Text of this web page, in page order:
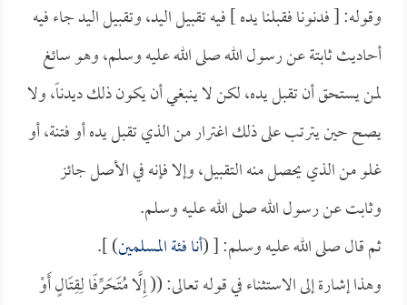
وقوله: [ فدنونا فقبلنا يده ] فيه تقبيل اليد، وتقبيل اليد جاء فيه
أحاديث ثابتة عن رسول الله صلى الله عليه وسلم، وهو سائغ
لمن يستحق أن تقبل يده، لكن لا ينبغي أن يكون ذلك ديدناً، ولا
يصح حين يترتب على ذلك اغترار من الذي تقبل يده أو فتنة، أو
غلو من الذي يحصل منه التقبيل، وإلا فإنه في الأصل جائز
وثابت عن رسول الله صلى الله عليه وسلم.
ثم قال صلى الله عليه وسلم: [ (أنا فئة المسلمين) ].
وهذا إشارة إلى الاستثناء في قوله تعالى: (( إِلَّا مُتَحَرِّفًا لِقِتَالٍ أَوْ